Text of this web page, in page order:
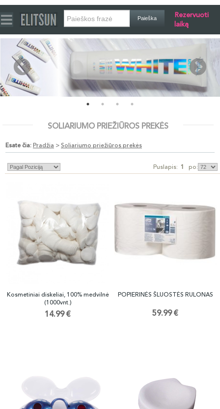
Rezervuoti
laiką
SOLIARIUMO PRIEŽIŪROS PREKĖS
Esate čia:Pradžia > Soliariumo priežiūros prekės
Puslapis: 1 po:
Kosmetiniai diskeliai, 100% medvilnė
(1000vnt.)
14.99 €
POPIERINĖS ŠLUOSTĖS RULONAS
59.99 €